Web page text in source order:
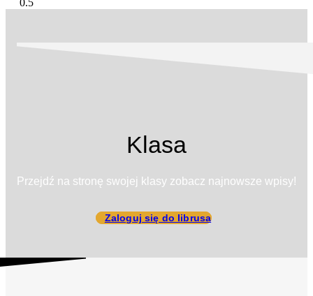
Klasa
Przejdź na stronę swojej klasy zobacz najnowsze wpisy!
Zaloguj się do librusa